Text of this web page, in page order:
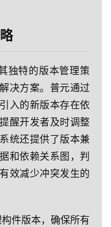
独特的版本管理策
决方案。普元通过
入的新版本存在依
醒开发者及时调整
统还提供了版本兼
和依赖关系图，判
效减少冲突发生的
件版本，确保所有